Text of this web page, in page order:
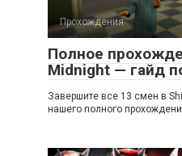
Прохождения
Полное
Midnight — гайд
Завершите все 13 смен в
нашего полного